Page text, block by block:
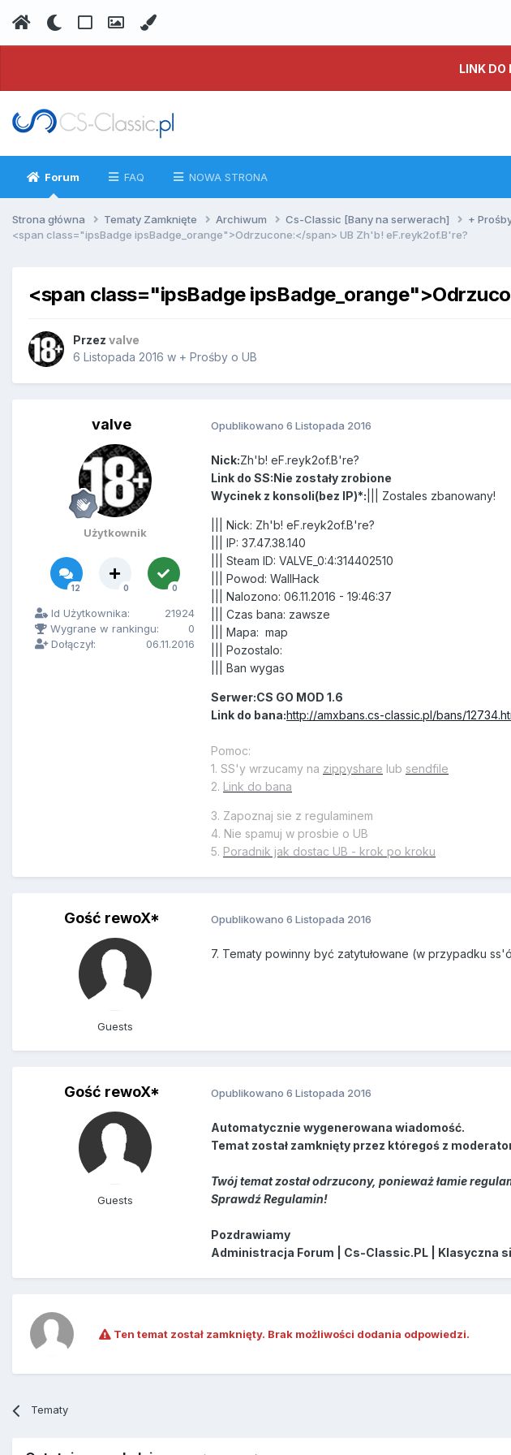
LINK DO
Forum FAQ NOWA STRONA
Strona główna Tematy Zamknięte Archiwum Cs-Classic [Bany na serwerach]
+
<span class="ipsBadge ipsBadge_orange">Odrzucone:</span> UB Zh'b! eF.reyk2of.B're?
<span class="ipsBadge
Przez valve
6 Listopada 2016 w + Prośby o UB
valve
Użytkownik
12 0 0
Id Użytkownika:
21924
Wygrane w rankingu:
0
Dołączył:
06.11.2016
Opublikowano 6 Listopada 2016
Nick:Zh'b! eF.reyk2of.B're?
Link do SS:Nie zostały zrobione
Wycinek z konsoli(bez IP)*: ||| Zostales zbanowany!
||| Nick: Zh'b! eF.reyk2of.B're?
||| IP: 37.47.38.140
||| Steam ID: VALVE_0:4:314402510
||| Powod: WallHack
||| Nalozono: 06.11.2016 - 19:46:37
||| Czas bana: zawsze
||| Mapa: map
||| Pozostalo:
||| Ban wygas
Serwer:CS GO MOD 1.6
Link do bana:http://amxbans.cs-classic.pl/bans/
Pomoc:
1. SS'y wrzucamy na zippyshare lub sendfile
2. Link do bana
3. Zapoznaj sie z regulaminem
4. Nie spamuj w prosbie o UB
5. Poradnik jak dostac UB - krok po kroku
Gość rewoX*
Guests
Opublikowano 6 Listopada 2016
7. Tematy powinny być zatytułowane (w przypadku
Gość rewoX*
Guests
Opublikowano 6 Listopada 2016
Automatycznie wygenerowana wiadomość.
Temat został zamknięty przez któregoś z
Twój temat został odrzucony, ponieważ łamie
Sprawdź Regulamin!
Pozdrawiamy
Administracja Forum | Cs-Classic.PL | Klasyczna
Ten temat został zamknięty. Brak możliwości dodania odpowiedzi.
Tematy